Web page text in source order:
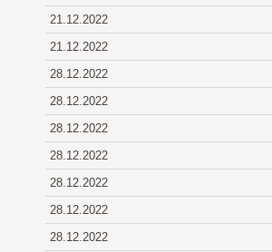
21.12.2022
21.12.2022
28.12.2022
28.12.2022
28.12.2022
28.12.2022
28.12.2022
28.12.2022
28.12.2022